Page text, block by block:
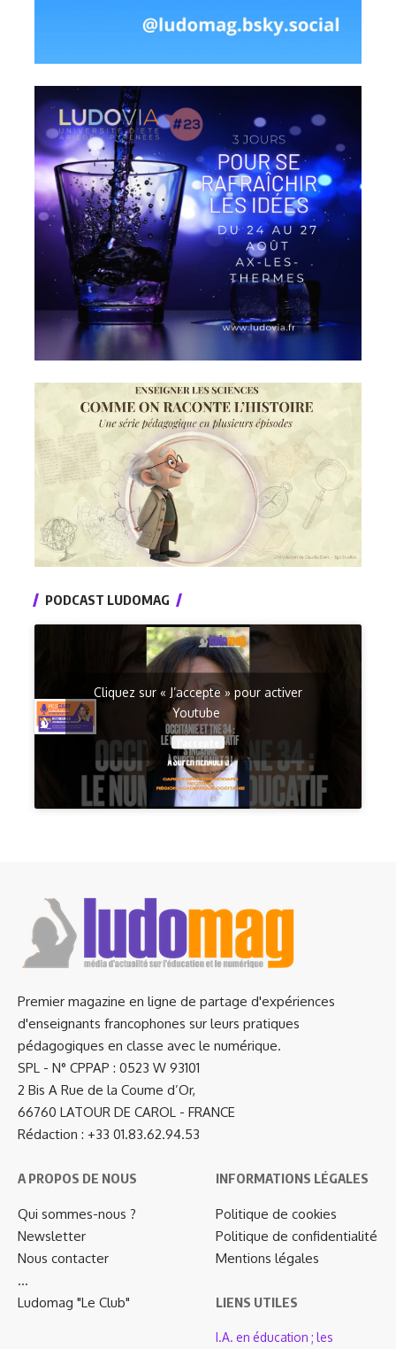
PODCAST LUDOMAG
Cliquez sur « J’accepte » pour activer
Youtube
Premier magazine en ligne de partage d'expériences
d'enseignants francophones sur leurs pratiques
pédagogiques en classe avec le numérique.
SPL - N° CPPAP : 0523 W 93101
2 Bis A Rue de la Coume d’Or,
66760 LATOUR DE CAROL - FRANCE
Rédaction : +33 01.83.62.94.53
A PROPOS DE NOUS
Qui sommes-nous ?
Newsletter
Nous contacter
…
Ludomag "Le Club"
INFORMATIONS LÉGALES
Politique de cookies
Politique de confidentialité
Mentions légales
LIENS UTILES
I.A. en éducation ; les